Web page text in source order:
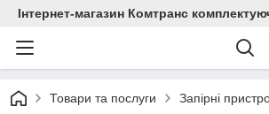
Інтернет-магазин Комтранс
Товари та послуги Запірні